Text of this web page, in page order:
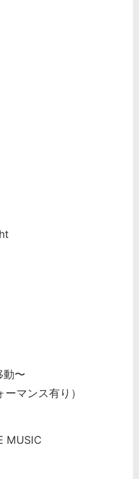
動〜
ーマンス有り）
MUSIC